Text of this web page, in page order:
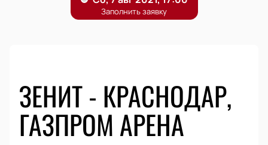
ЗЕНИТ - КРАСНОДАР,
ГАЗПРОМ АРЕНА